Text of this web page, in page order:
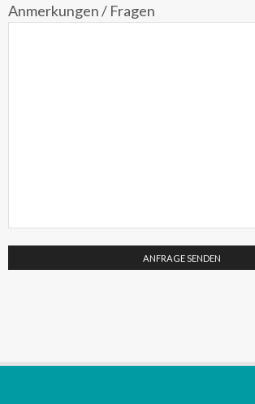
Anmerkungen / Fragen